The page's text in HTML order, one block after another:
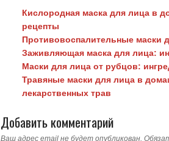
Кислородная маска для лица в
рецепты
Противовоспалительные маски
Заживляющая маска для лица:
Маски для лица от рубцов:
Травяные маски для лица в
лекарственных трав
Добавить комментарий
Ваш адрес email не будет опубликован.